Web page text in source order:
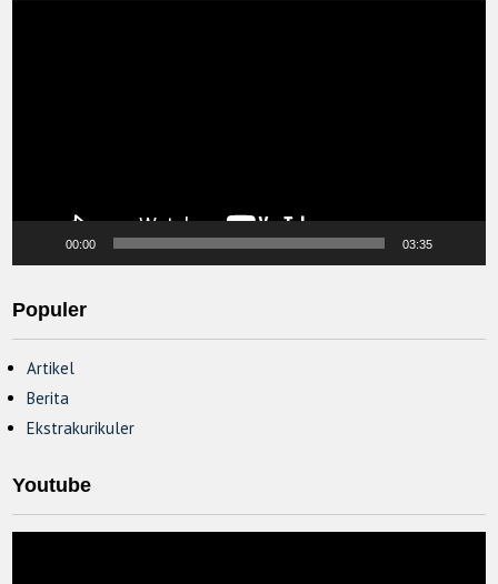
00:00 03:35
Populer
Artikel
Berita
Ekstrakurikuler
Youtube